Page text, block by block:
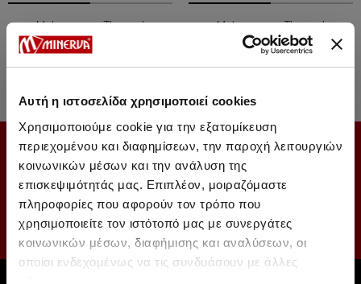
Αυτή η ιστοσελίδα χρησιμοποιεί cookies
Χρησιμοποιούμε cookie για την εξατομίκευση
περιεχομένου και διαφημίσεων, την παροχή λειτουργιών
κοινωνικών μέσων και την ανάλυση της
επισκεψιμότητάς μας. Επιπλέον, μοιραζόμαστε
πληροφορίες που αφορούν τον τρόπο που
χρησιμοποιείτε τον ιστότοπό μας με συνεργάτες
κοινωνικών μέσων, διαφήμισης και αναλύσεων, οι
οποίοι ενδεχομένως να τις συνδυάσουν με άλλες
πληροφορίες που τους έχετε παραχωρήσει ή τις οποίες
M.duge gace Thermal
4254 Дин.3611 Дин.-15%
M.duge gace Thermal
4254 Дин.3611 Дин.-15%
SUBSCRIBE TO OUR NEWSLETTER